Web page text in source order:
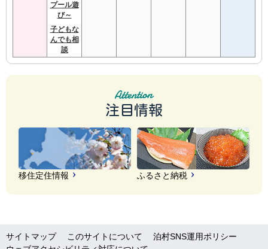
プール遊
び～
子どもな
んでも相
談
注目情報
移住定住情報 ふるさと納税
サイトマップ このサイトについて
泊村SNS運用ポリシー